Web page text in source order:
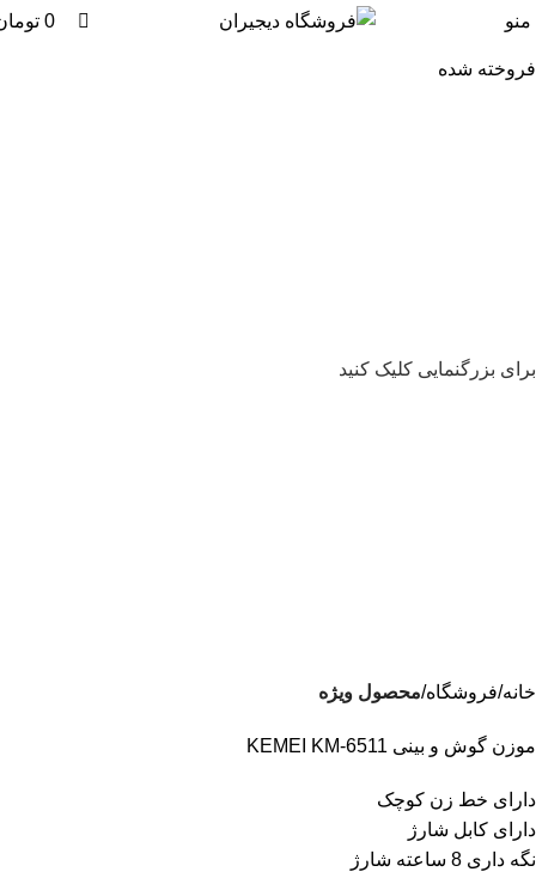
منو 0
فروخته شده
برای بزرگنمایی کلیک کنید
خانه فروشگاه محصول ویژه
موزن گوش و بینی KEMEI KM-6511
دارای خط زن کوچک
دارای کابل شارژ
نگه داری 8 ساعته شارژ